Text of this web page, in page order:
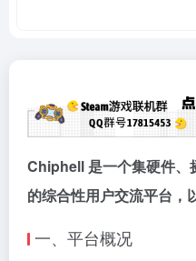
Chiphell 是一个集硬件、
的综合性用户交流平台，
一、平台概况